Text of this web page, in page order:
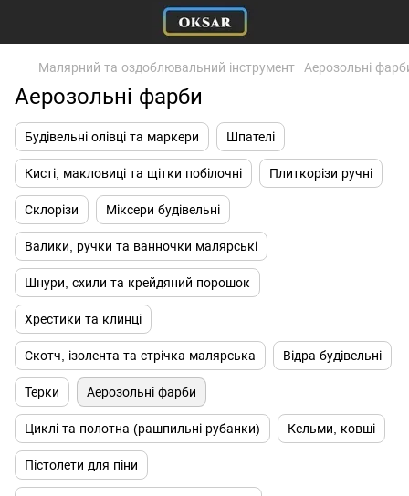
Малярний та оздоблювальний інструмент Аерозольні
Аерозольні фарби
Будівельні олівці та маркери Шпателі
Кисті, макловиці та щітки побілочні Плиткорізи ручні
Склорізи Міксери будівельні
Валики, ручки та ванночки малярські
Шнури, схили та крейдяний порошок
Хрестики та клинці
Скотч, ізолента та стрічка малярська Відра будівельні
Терки Аерозольні фарби
Циклі та полотна (рашпильні рубанки) Кельми, ковші
Пістолети для піни